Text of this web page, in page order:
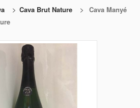
+
> Cava Brut Nature >
Cava Manyé